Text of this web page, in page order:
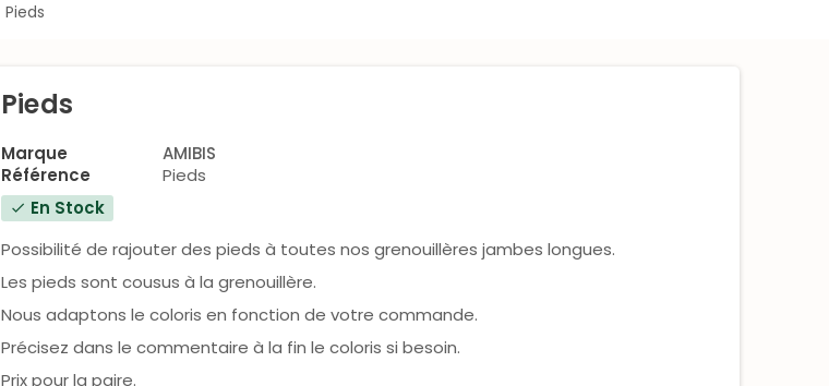
Pieds
Pieds
Marque
AMIBIS
Référence
Pieds
check En Stock
Possibilité de rajouter des pieds à toutes nos grenouillères jambes longues.
Les pieds sont cousus à la grenouillère.
Nous adaptons le coloris en fonction de votre commande.
Précisez dans le commentaire à la fin le coloris si besoin.
Prix pour la paire.